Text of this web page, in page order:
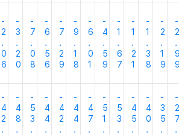
-
2
.
0
6
-
3
.
2
0
-
7
.
0
8
-
6
.
5
6
-
7
.
2
9
-
9
.
1
8
-
6
.
0
1
-
4
.
5
9
-
1
.
6
7
-
1
.
2
1
-
1
.
3
8
-
2
.
1
9
-
2
.
9
9
-
4
2
.
-
4
8
.
-
5
3
.
-
4
4
.
-
4
2
.
-
4
4
.
-
4
7
.
-
5
1
.
-
5
3
.
-
4
5
.
-
4
0
.
-
3
5
.
-
2
7
.